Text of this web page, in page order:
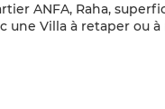
ANFA, Raha,
une Villa à retaper ou